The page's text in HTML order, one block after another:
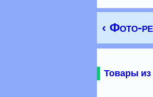
‹ Фото-
Товары